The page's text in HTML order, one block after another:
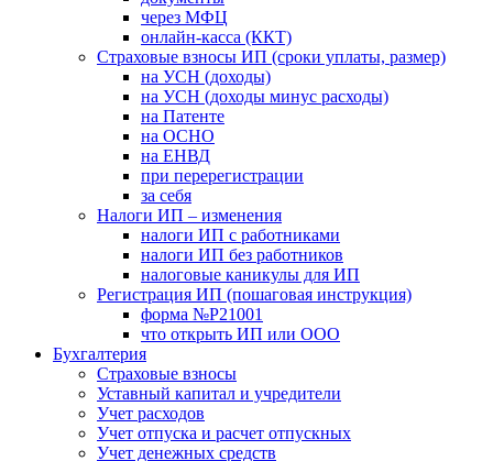
через МФЦ
онлайн-касса (ККТ)
Страховые взносы ИП (сроки уплаты, размер)
на УСН (доходы)
на УСН (доходы минус расходы)
на Патенте
на ОСНО
на ЕНВД
при перерегистрации
за себя
Налоги ИП – изменения
налоги ИП с работниками
налоги ИП без работников
налоговые каникулы для ИП
Регистрация ИП (пошаговая инструкция)
форма №Р21001
что открыть ИП или ООО
Бухгалтерия
Страховые взносы
Уставный капитал и учредители
Учет расходов
Учет отпуска и расчет отпускных
Учет денежных средств